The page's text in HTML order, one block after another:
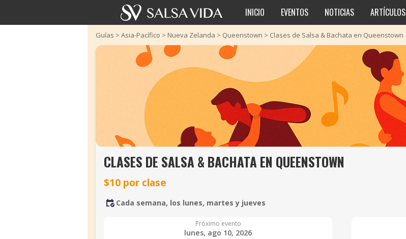
INICIO EVENTOS NOTICIAS ARTÍCULOS
Guías > Asia-Pacífico > Nueva Zelanda > Queenstown > Clases de Salsa & Bachata en Queenstown
CLASES DE SALSA & BACHATA EN QUEENSTOWN
$10 por clase
Cada semana, los lunes, martes y jueves
Próximo evento
lunes, ago 10, 2026